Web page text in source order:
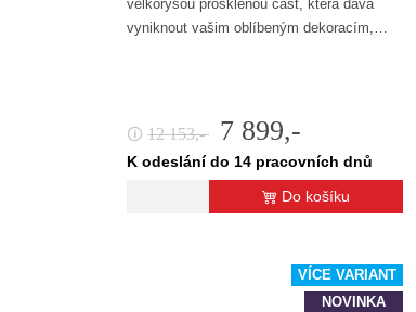
velkorysou prosklenou část, která dává
vyniknout vašim oblíbeným dekoracím,…
🛈 12 153,- 7 899,-
K odeslání do 14 pracovních dnů
Do košíku
VÍCE VARIANT
NOVINKA